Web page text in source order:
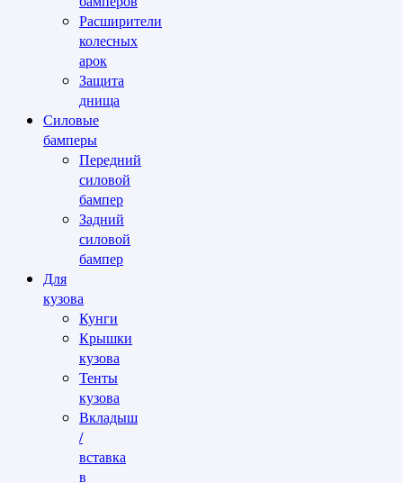
Расширители
колесных
арок
Защита
днища
Силовые
бамперы
Передний
силовой
бампер
Задний
силовой
бампер
Для
кузова
Кунги
Крышки
кузова
Тенты
кузова
Вкладыш
/
вставка
в